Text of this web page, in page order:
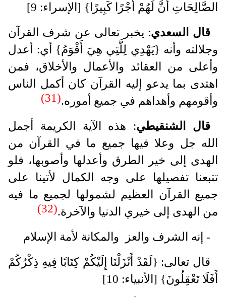
الصَّالِحَاتِ أَنَّ لَهُمْ أَجْرًا كَبِيرًا} [الإسراء: 9]
قال السعدي: يخبر تعالى عن شرف القرآن
وجلالته وأنه {يَهْدِي لِلَّتِي هِيَ أَقْوَمُ} أي: أعدل
وأعلى من العقائد والأعمال والأخلاق، فمن
اهتدى بما يدعو إليه القرآن كان أكمل الناس
وأقومهم وأهداهم في جميع أموره.(31)
قال الشنقيطي: هذه الآية الكريمة أجمل
الله جل وعلا فيها جميع ما في القرآن من
الهدى إلى خير الطرق وأعدلها وأصوبها، فلو
تتبعنا تفصيلها على وجه الكمال لأتينا على
جميع القرآن العظيم لشمولها لجميع ما فيه
من الهدى إلى خيري الدنيا والآخرة.(32)
- إنه الشرف والعز والمكانة لأمة الإسلام
قال تعالى: {لَقَدْ أَنْزَلْنَا إِلَيْكُمْ كِتَابًا فِيهِ ذِكْرُكُمْ
أَفَلَا تَعْقِلُونَ} [الأنبياء: 10]